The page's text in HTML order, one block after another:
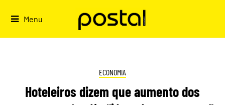
Menu
ECONOMIA
Hoteleiros dizem que aumento dos